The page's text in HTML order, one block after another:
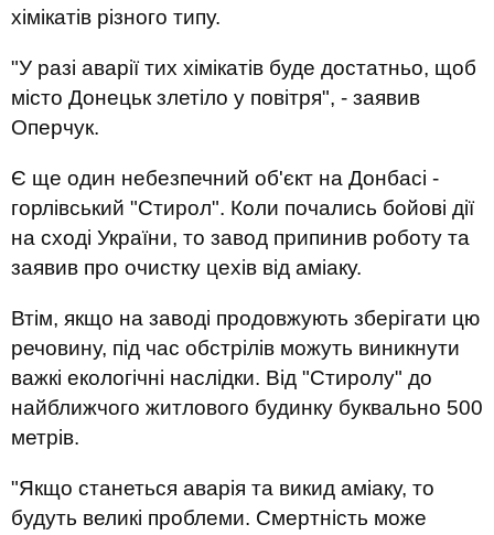
хімікатів різного типу.
"У разі аварії тих хімікатів буде достатньо, щоб
місто Донецьк злетіло у повітря", - заявив
Оперчук.
Є ще один небезпечний об'єкт на Донбасі -
горлівський "Стирол". Коли почались бойові дії
на сході України, то завод припинив роботу та
заявив про очистку цехів від аміаку.
Втім, якщо на заводі продовжують зберігати цю
речовину, під час обстрілів можуть виникнути
важкі екологічні наслідки. Від "Стиролу" до
найближчого житлового будинку буквально 500
метрів.
"Якщо станеться аварія та викид аміаку, то
будуть великі проблеми. Смертність може